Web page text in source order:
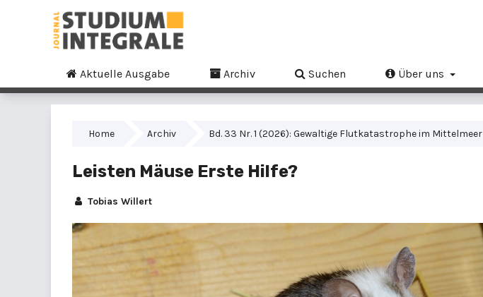
Aktuelle Ausgabe Archiv Suchen Über uns
Home Archiv Bd. 33 Nr. 1 (2026): Gewaltige Flutkatastrophe im Mittelmeer
Leisten Mäuse Erste Hilfe?
Tobias Willert